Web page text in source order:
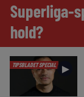
Superliga-
hold?
TIPSBLADET SPECIAL ►